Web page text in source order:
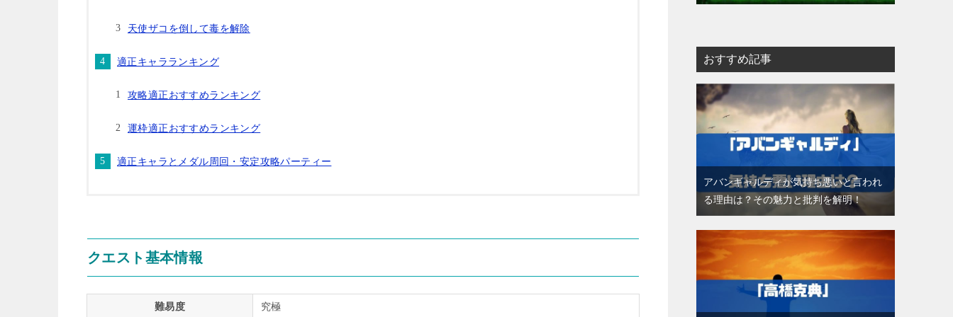
天使ザコを倒して毒を解除
適正キャラランキング
攻略適正おすすめランキング
運枠適正おすすめランキング
適正キャラとメダル周回・安定攻略パーティー
クエスト基本情報
難易度 究極
おすすめ記事
アバンギャルディが気持ち悪いと言われ
る理由は？その魅力と批判を解明！